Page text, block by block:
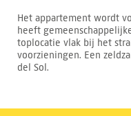
Het appartement wordt
heeft
toplocatie vlak bij het
voorzieningen. Een
del Sol.